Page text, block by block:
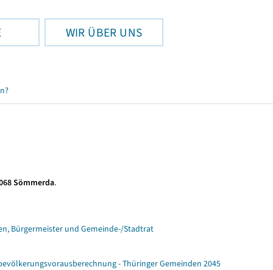
WIR ÜBER UNS
Sömmerda.
Bürgermeister und Gemeinde-/Stadtrat
- Thüringer Gemeinden 2045